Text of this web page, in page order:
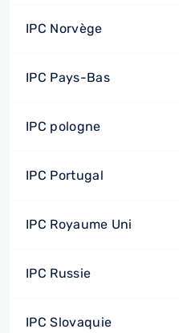
IPC Norvège
IPC Pays-Bas
IPC pologne
IPC Portugal
IPC Royaume Uni
IPC Russie
IPC Slovaquie